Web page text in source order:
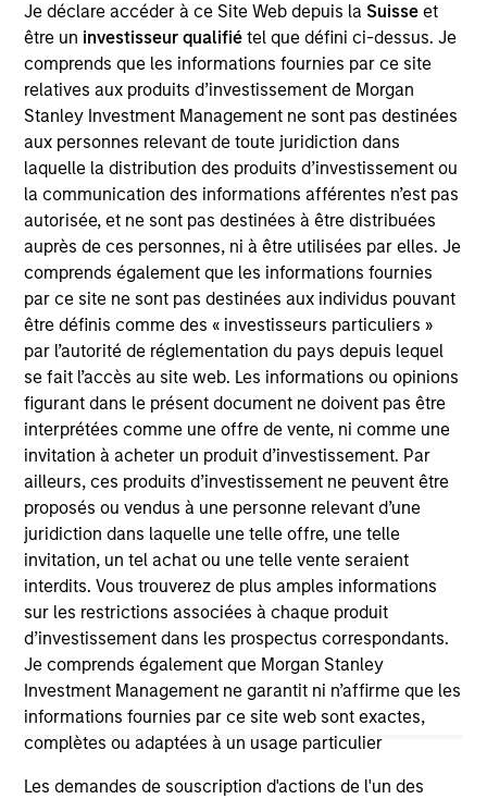
Je déclare accéder à ce Site Web depuis la Suisse et
être un investisseur qualifiétel que défini ci-dessus. Je
comprends que les informations fournies par ce site
relatives aux produits d’investissement de Morgan
Stanley Investment Management ne sont pas destinées
aux personnes relevant de toute juridiction dans
laquelle la distribution des produits d’investissement ou
la communication des informations afférentes n’est pas
autorisée, et ne sont pas destinées à être distribuées
auprès de ces personnes, ni à être utilisées par elles. Je
comprends également que les informations fournies
par ce site ne sont pas destinées aux individus pouvant
être définis comme des « investisseurs particuliers »
par l’autorité de réglementation du pays depuis lequel
se fait l’accès au site web. Les informations ou opinions
figurant dans le présent document ne doivent pas être
interprétées comme une offre de vente, ni comme une
invitation à acheter un produit d’investissement. Par
ailleurs, ces produits d’investissement ne peuvent être
proposés ou vendus à une personne relevant d’une
juridiction dans laquelle une telle offre, une telle
invitation, un tel achat ou une telle vente seraient
interdits. Vous trouverez de plus amples informations
sur les restrictions associées à chaque produit
d’investissement dans les prospectus correspondants.
Je comprends également que Morgan Stanley
Investment Management ne garantit ni n’affirme que les
informations fournies par ce site web sont exactes,
complètes ou adaptées à un usage particulier
Les demandes de souscription d'actions de l'un des
Strategic Purchase
Provides small- and medium-sized businesses integrated
electronic document management solutions through on-
premise software and Software-as-a-Service product
offerings.
View Site
Investment Team
Morgan Stanley Expansion Capital
As of July 25, 2025. The above is provided for informational
and educational purposes only. There is no guarantee that
the investment mentioned resulted in positive performance
(for realized holdings), or will perform well in the future (for
current holdings). The trademarks and service marks above
are the property of their respective owners. The information
on this website has not been authorized, sponsored, or
otherwise approved by such owners. By clicking on any
links shown here, you agree that you are navigating to a
third party site. We are providing these hyperlinks to you
only as a convenience and the inclusion of any hyperlink is
not and does not imply any endorsement, approval,
investigation, verification or monitoring by us of any
information contained in any hyperlinked site. In no event
shall we be responsible for the information contained on
the site or your use of such site.